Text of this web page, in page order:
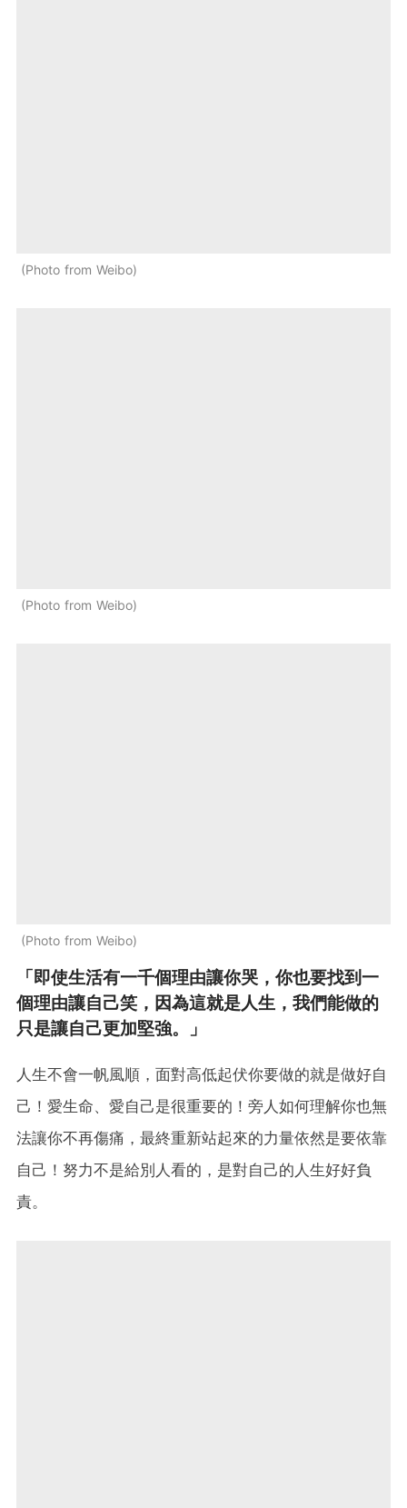
Photo from Weibo
Photo from Weibo
Photo from Weibo
「即使生活有一千個理由讓你哭，你也要找到一
個理由讓自己笑，因為這就是人生，我們能做的
只是讓自己更加堅強。」
人生不會一帆風順，面對高低起伏你要做的就是做好自
己！愛生命、愛自己是很重要的！旁人如何理解你也無
法讓你不再傷痛，最終重新站起來的力量依然是要依靠
自己！努力不是給別人看的，是對自己的人生好好負
責。